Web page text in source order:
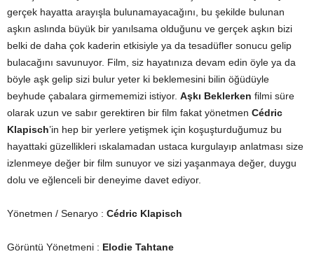
gerçek hayatta arayışla bulunamayacağını, bu şekilde bulunan
aşkın aslında büyük bir yanılsama olduğunu ve gerçek aşkın bizi
belki de daha çok kaderin etkisiyle ya da tesadüfler sonucu gelip
bulacağını savunuyor. Film, siz hayatınıza devam edin öyle ya da
böyle aşk gelip sizi bulur yeter ki beklemesini bilin öğüdüyle
beyhude çabalara girmememizi istiyor. Aşkı Beklerken filmi süre
olarak uzun ve sabır gerektiren bir film fakat yönetmen Cédric
Klapisch’in hep bir yerlere yetişmek için koşuşturduğumuz bu
hayattaki güzellikleri ıskalamadan ustaca kurgulayıp anlatması size
izlenmeye değer bir film sunuyor ve sizi yaşanmaya değer, duygu
dolu ve eğlenceli bir deneyime davet ediyor.
Yönetmen / Senaryo : Cédric Klapisch
Görüntü Yönetmeni : Elodie Tahtane